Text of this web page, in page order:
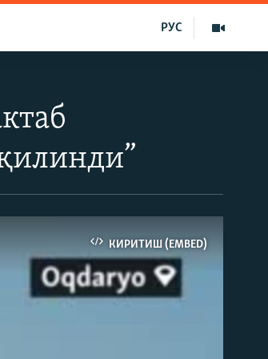
РУС
КИРИТИШ (EMBED)